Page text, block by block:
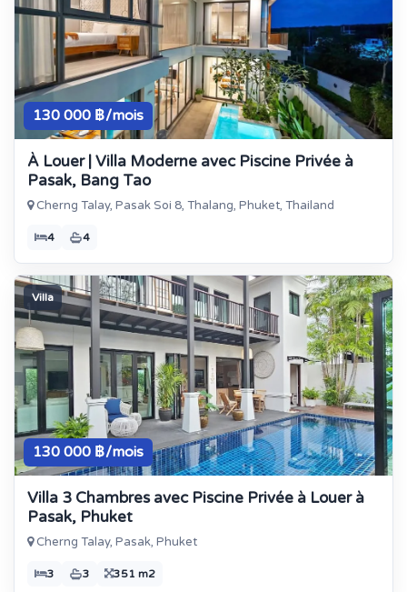
130 000 ฿/mois
À Louer | Villa Moderne avec Piscine Privée à
Pasak, Bang Tao
Cherng Talay, Pasak Soi 8, Thalang, Phuket, Thailand
4 4
Villa
130 000 ฿/mois
Villa 3 Chambres avec Piscine Privée à Louer à
Pasak, Phuket
Cherng Talay, Pasak, Phuket
3 3 351 m2